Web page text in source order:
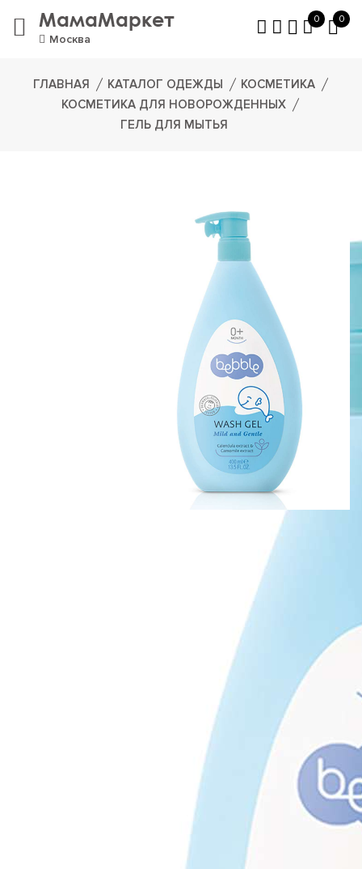
МамаМаркет
Москва
0 0
ГЛАВНАЯ КАТАЛОГ ОДЕЖДЫ
КОСМЕТИКА
КОСМЕТИКА ДЛЯ НОВОРОЖДЕННЫХ
ГЕЛЬ ДЛЯ МЫТЬЯ